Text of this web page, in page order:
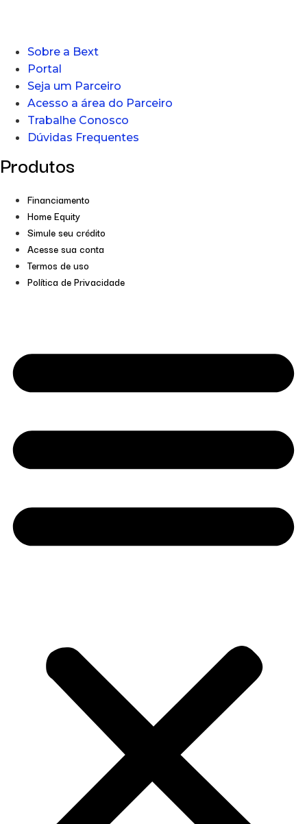
Sobre a Bext
Portal
Seja um Parceiro
Acesso a área do Parceiro
Trabalhe Conosco
Dúvidas Frequentes
Produtos
Financiamento
Home Equity
Simule seu crédito
Acesse sua conta
Termos de uso
Política de Privacidade